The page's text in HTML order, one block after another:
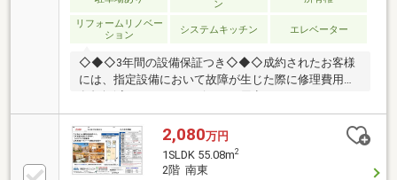
ン
リフォームリノベー
ション
システムキッチン エレベーター
◇◆◇3年間の設備保証つき◇◆◇成約されたお客様
には、指定設備において故障が生じた際に修理費用の
仲介会社を介さず、弊社から直接ご購入された場合に
適用※保証内容の制限・保証限度額の設定あり◆◇◆
設備トラブルの問い合わせを24時間受付対応！◆◇◆
成約されたお客様には、突発的な設備トラブルに対応
2,080万円
1SLDK 55.08m2
2階 南東